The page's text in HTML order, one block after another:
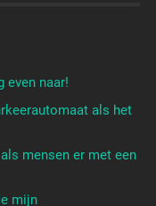
even naar!
als het
mensen er met een
mijn